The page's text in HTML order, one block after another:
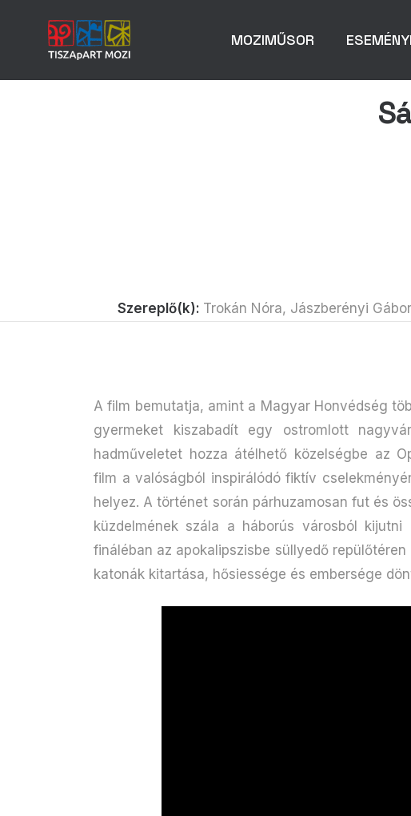
MOZIMŰSOR
Szereplő(k): Trokán Nóra, Jászberényi
A film bemutatja, amint a Magyar Honvédség
gyermeket kiszabadít egy ostromlott
hadműveletet hozza átélhető közelségbe az
film a valóságból inspirálódó fiktív
helyez. A történet során párhuzamosan fut és
küzdelmének szála a háborús városból kijutni
fináléban az apokalipszisbe süllyedő
katonák kitartása, hősiessége és embersége